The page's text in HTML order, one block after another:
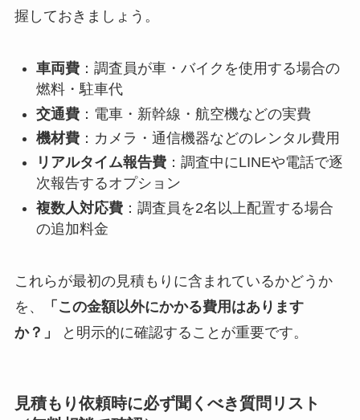
握しておきましょう。
車両費：調査員が車・バイクを使用する場合の
燃料・駐車代
交通費：電車・新幹線・航空機などの実費
機材費：カメラ・通信機器などのレンタル費用
リアルタイム報告費：調査中にLINEや電話で逐
次報告するオプション
複数人対応費：調査員を2名以上配置する場合
の追加料金
これらが最初の見積もりに含まれているかどうか
を、
「この金額以外にかかる費用はあります
か？」
と明示的に確認することが重要です。
見積もり依頼時に必ず聞くべき質問リスト